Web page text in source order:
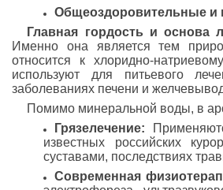
Общеоздоровительные и
Главная гордость и
Именно она является тем
относится к хлоридно-
используют для питьевого
заболеваниях печени и
Помимо минеральной воды, в
Грязелечение:
известных российских
суставами, последствиях
Современная